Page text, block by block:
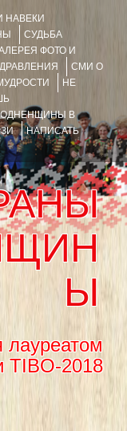
НАВЕКИ
СУДЬБА
ФОТО И
СМИ О
НЕ
В
НАПИСАТЬ
Ы
лауреатом
TIBO-2018